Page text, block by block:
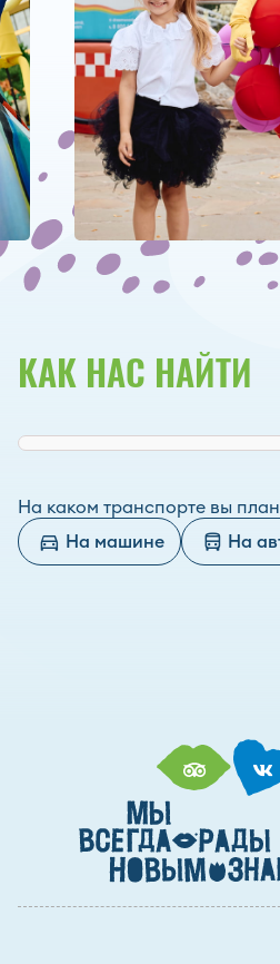
КАК НАС НАЙТИ
На каком транспорте вы
На машине
На